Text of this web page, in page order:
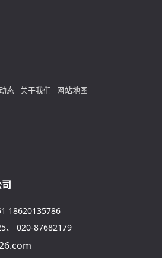
态 关于我们 网站地图
18620135786
、 020-87682179